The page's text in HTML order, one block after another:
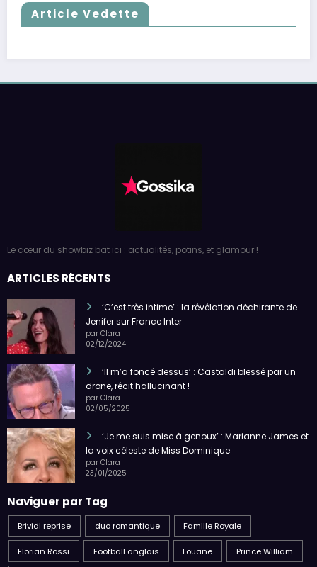
Article Vedette
Le cœur du showbiz bat ici : actualités, potins, et glamour !
ARTICLES RÉCENTS
‘C’est très intime’ : la révélation déchirante de
Jenifer sur France Inter
par Clara
02/12/2024
‘Il m’a foncé dessus’ : Castaldi blessé par un
drone, récit hallucinant !
par Clara
02/05/2025
‘Je me suis mise à genoux’ : Marianne James et
la voix céleste de Miss Dominique
par Clara
23/01/2025
Naviguer par Tag
Brividi reprise duo romantique Famille Royale
Florian Rossi Football anglais Louane Prince William